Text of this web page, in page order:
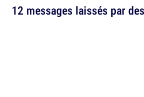
12 messages laissés par